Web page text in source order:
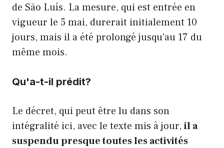
de São Luís. La mesure, qui est entrée en
vigueur le 5 mai, durerait initialement 10
jours, mais il a été prolongé jusqu'au 17 du
même mois.
Qu'a-t-il prédit?
Le décret, qui peut être lu dans son
intégralité ici, avec le texte mis à jour, il a
suspendu presque toutes les activités